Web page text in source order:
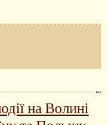
на Волині